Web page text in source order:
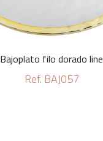
Bajoplato filo dorado line
Ref. BAJ057